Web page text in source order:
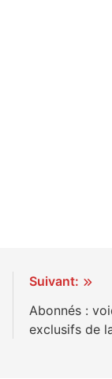
Suivant:
Abonnés :
exclusifs de